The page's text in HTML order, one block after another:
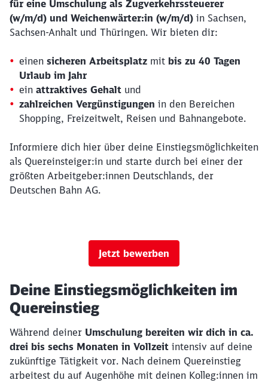
für eine Umschulung als Zugverkehrssteuerer
(w/m/d) und Weichenwärter:in (w/m/d) in Sachsen,
Sachsen-Anhalt und Thüringen. Wir bieten dir:
einen sicheren Arbeitsplatz mit bis zu 40 Tagen
Urlaub im Jahr
ein attraktives Gehalt und
zahlreichen Vergünstigungen in den Bereichen
Shopping, Freizeitwelt, Reisen und Bahnangebote.
Informiere dich hier über deine Einstiegsmöglichkeiten
als Quereinsteiger:in und starte durch bei einer der
größten Arbeitgeber:innen Deutschlands, der
Deutschen Bahn AG.
Jetzt bewerben
Deine Einstiegsmöglichkeiten im
Quereinstieg
Während deiner Umschulung bereiten wir dich in ca.
drei bis sechs Monaten in Vollzeit intensiv auf deine
zukünftige Tätigkeit vor. Nach deinem Quereinstieg
arbeitest du auf Augenhöhe mit deinen Kolleg:innen im